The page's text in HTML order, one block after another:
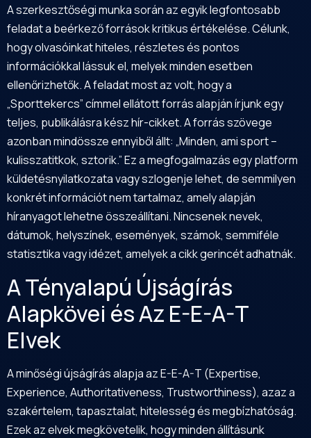
A szerkesztőségi munka során az egyik legfontosabb
feladat a beérkező források kritikus értékelése. Célunk,
hogy olvasóinkat hiteles, részletes és pontos
információkkal lássuk el, melyek minden esetben
ellenőrizhetők. A feladat most az volt, hogy a
„Sporttekercs” címmel ellátott forrás alapján írjunk egy
teljes, publikálásra kész hír-cikket. A forrás szövege
azonban mindössze ennyiből állt: „Minden, ami sport –
kulisszatitkok, sztorik.” Ez a megfogalmazás egy platform
küldetésnyilatkozata vagy szlogenje lehet, de semmilyen
konkrét információt nem tartalmaz, amely alapján
híranyagot lehetne összeállítani. Nincsenek nevek,
dátumok, helyszínek, események, számok, semmiféle
statisztika vagy idézet, amelyek a cikk gerincét adhatnák.
A Tényalapú Újságírás
Alapkövei és Az E-E-A-T
Elvek
A minőségi újságírás alapja az E-E-A-T (Expertise,
Experience, Authoritativeness, Trustworthiness), azaz a
szakértelem, tapasztalat, hitelesség és megbízhatóság.
Ezek az elvek megkövetelik, hogy minden állításunk